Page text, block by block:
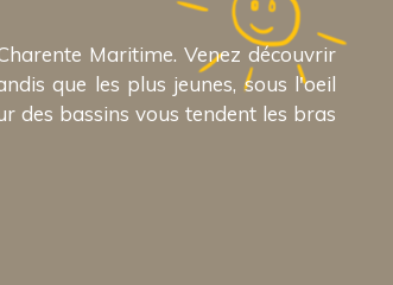
Maritime. Venez découvrir
que les plus jeunes, sous l'oeil
des bassins vous tendent les bras